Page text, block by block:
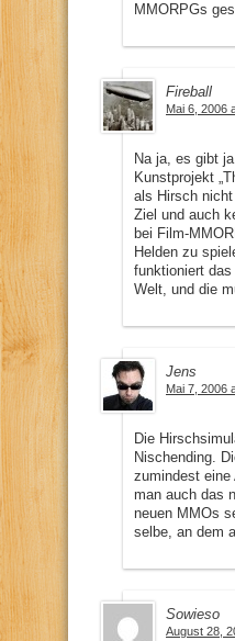
MMORPGs
Fireball
Mai 6, 2006
Na ja, es gibt
Kunstprojekt
als Hirsch
Ziel und auch
bei Film-
Helden zu
funktioniert
Welt, und die
Jens
Mai 7, 2006
Die
Nischending.
zumindest
man auch das
neuen MMOs
selbe, an dem
Sowieso
August 28,